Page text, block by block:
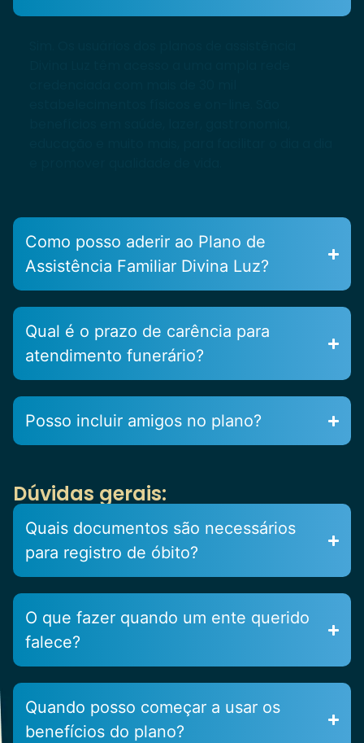
Como posso aderir ao Plano de
Assistência Familiar Divina Luz?
Qual é o prazo de carência para
atendimento funerário?
Posso incluir amigos no plano?
Dúvidas gerais:
Quais documentos são necessários
para registro de óbito?
O que fazer quando um ente querido
falece?
Quando posso começar a usar os
benefícios do plano?